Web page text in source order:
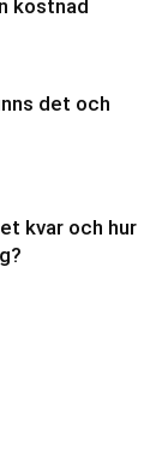
kostnad
det och
kvar och hur